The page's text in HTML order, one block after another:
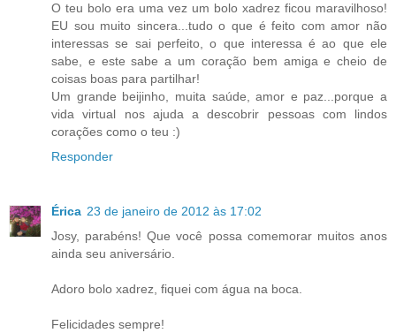
O teu bolo era uma vez um bolo xadrez ficou maravilhoso!
EU sou muito sincera...tudo o que é feito com amor não
interessas se sai perfeito, o que interessa é ao que ele
sabe, e este sabe a um coração bem amiga e cheio de
coisas boas para partilhar!
Um grande beijinho, muita saúde, amor e paz...porque a
vida virtual nos ajuda a descobrir pessoas com lindos
corações como o teu :)
Responder
Érica 23 de janeiro de 2012 às 17:02
Josy, parabéns! Que você possa comemorar muitos anos
ainda seu aniversário.
Adoro bolo xadrez, fiquei com água na boca.
Felicidades sempre!